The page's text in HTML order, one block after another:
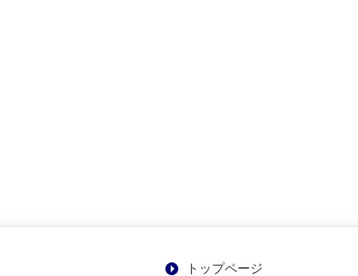
トップページ